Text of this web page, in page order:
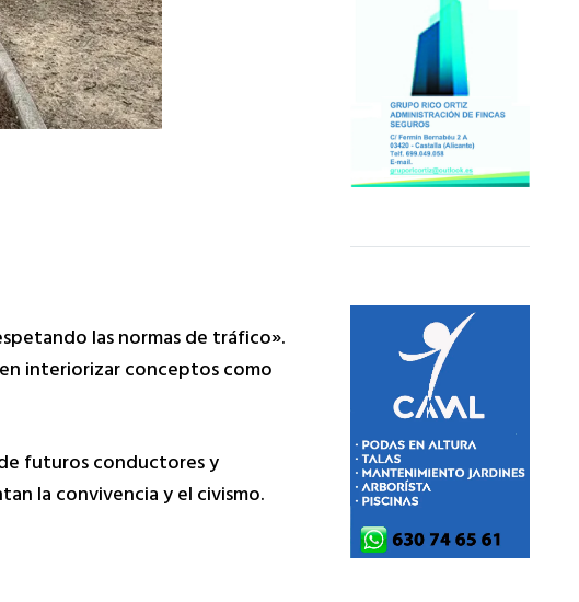
las normas de tráfico».
interiorizar conceptos como
futuros conductores y
la convivencia y el civismo.